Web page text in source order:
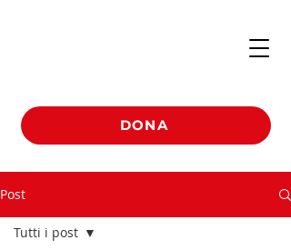
DONA
Post
Tutti i post